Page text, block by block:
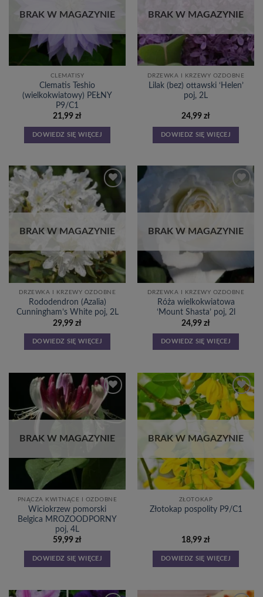
BRAK W MAGAZYNIE
CLEMATISY
Clematis Teshio
(wielkokwiatowy) PEŁNY
P9/C1
21,99 zł
DOWIEDZ SIĘ WIĘCEJ
BRAK W MAGAZYNIE
DRZEWKA I KRZEWY OZDOBNE
Lilak (bez) ottawski ‘Helen’
poj, 2L
24,99 zł
DOWIEDZ SIĘ WIĘCEJ
Dodaj
listy
BRAK W MAGAZYNIE
DRZEWKA I KRZEWY OZDOBNE
Rododendron (Azalia)
Cunningham’s White poj, 2L
29,99 zł
DOWIEDZ SIĘ WIĘCEJ
Dodaj
listy
BRAK W MAGAZYNIE
DRZEWKA I KRZEWY OZDOBNE
Róża wielkokwiatowa
‘Mount Shasta’ poj, 2l
24,99 zł
DOWIEDZ SIĘ WIĘCEJ
Dodaj
do
listy
BRAK W MAGAZYNIE
PNĄCZA KWITNĄCE I OZDOBNE
Wiciokrzew pomorski
Belgica MROZOODPORNY
poj, 4L
59,99 zł
DOWIEDZ SIĘ WIĘCEJ
Dodaj
do
listy
BRAK W MAGAZYNIE
ZŁOTOKAP
Złotokap pospolity P9/C1
18,99 zł
DOWIEDZ SIĘ WIĘCEJ